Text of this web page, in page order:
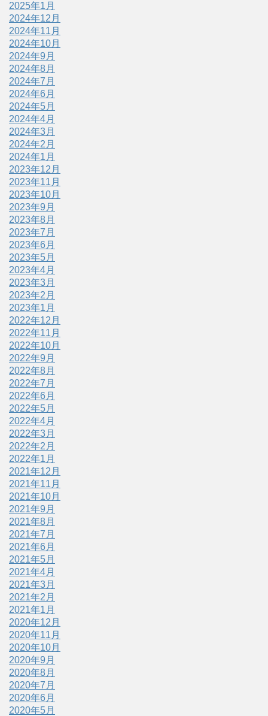
2025年1月
2024年12月
2024年11月
2024年10月
2024年9月
2024年8月
2024年7月
2024年6月
2024年5月
2024年4月
2024年3月
2024年2月
2024年1月
2023年12月
2023年11月
2023年10月
2023年9月
2023年8月
2023年7月
2023年6月
2023年5月
2023年4月
2023年3月
2023年2月
2023年1月
2022年12月
2022年11月
2022年10月
2022年9月
2022年8月
2022年7月
2022年6月
2022年5月
2022年4月
2022年3月
2022年2月
2022年1月
2021年12月
2021年11月
2021年10月
2021年9月
2021年8月
2021年7月
2021年6月
2021年5月
2021年4月
2021年3月
2021年2月
2021年1月
2020年12月
2020年11月
2020年10月
2020年9月
2020年8月
2020年7月
2020年6月
2020年5月